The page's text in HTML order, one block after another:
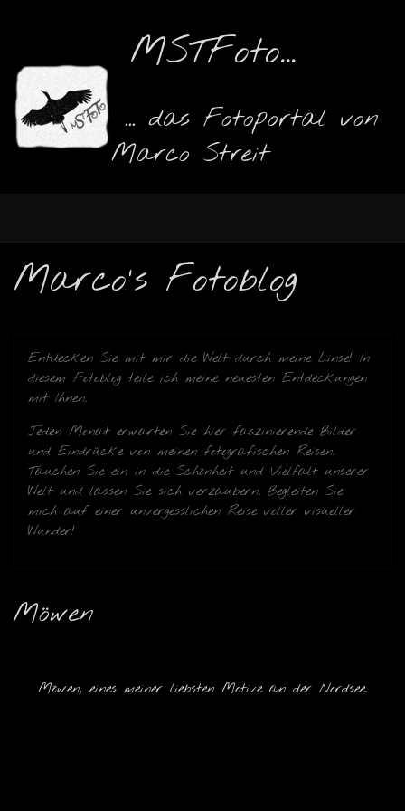
MSTFoto...
... das Fotoportal von
Marco Streit
Marco's Fotoblog
Entdecken Sie mit mir die Welt durch meine Linse! In
diesem Fotoblog teile ich meine neuesten Entdeckungen
mit Ihnen.
Jeden Monat erwarten Sie hier faszinierende Bilder
und Eindrücke von meinen fotografischen Reisen.
Tauchen Sie ein in die Schönheit und Vielfalt unserer
Welt und lassen Sie sich verzaubern. Begleiten Sie
mich auf einer unvergesslichen Reise voller visueller
Wunder!
Möwen
Möwen, eines meiner liebsten Motive an der Nordsee.